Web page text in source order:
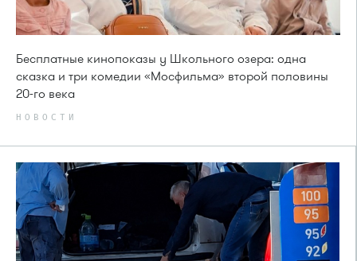
Бесплатные кинопоказы у Школьного озера: одна
сказка и три комедии «Мосфильма» второй половины
20-го века
НОВОСТИ